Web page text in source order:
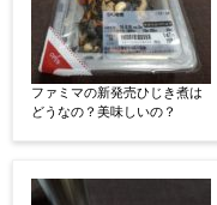
ファミマの新発売ひじき煮は
どうなの？美味しいの？